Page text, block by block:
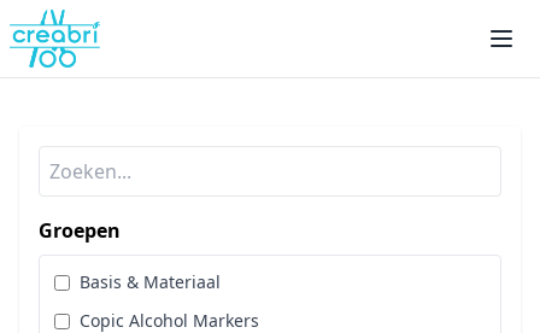
Groepen
Basis & Materiaal
Copic Alcohol Markers